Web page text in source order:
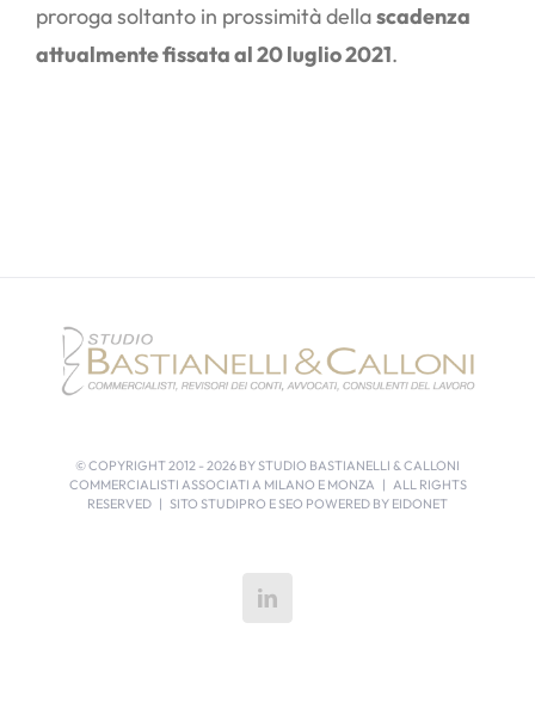
proroga soltanto in prossimità dellascadenza
attualmente fissata al 20 luglio 2021.
© COPYRIGHT 2012 - 2026 BY STUDIO BASTIANELLI & CALLONI
COMMERCIALISTI ASSOCIATI A MILANO E MONZA | ALL RIGHTS
RESERVED | SITO STUDIPRO E SEO POWERED BY EIDONET